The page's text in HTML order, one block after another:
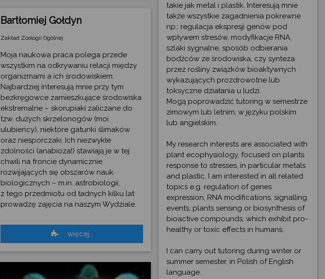
Bartłomiej Gołdyn
Zakład Zoologii Ogólnej
Moja naukowa praca polega przede
wszystkim na odkrywaniu relacji między
organizmami a ich środowiskiem.
Najbardziej interesują mnie przy tym
bezkręgowce zamieszkujące środowiska
ekstremalne – skorupiaki zaliczane do
tzw. dużych skrzelonogów (moi
ulubieńcy), niektóre gatunki ślimaków
oraz niesporczaki. Ich niezwykłe
zdolności (anabioza!) stawiają je w tej
chwili na froncie dynamicznie
rozwijających się obszarów nauk
biologicznych – m.in. astrobiologii;
z tego przedmiotu od ładnych kilku lat
prowadzę zajęcia na naszym Wydziale.
więcej...
takie jak metal i plastik. Interesują mnie
także wszystkie zagadnienia pokrewne
np.: regulacja ekspresji genów pod
wpływem stresów, modyfikacje RNA,
szlaki sygnalne, sposób odbierania
bodźców ze środowiska, czy synteza
przez rośliny związków bioaktywnych
wykazujących prozdrowotne lub
toksyczne działania u ludzi.
Mogą poprowadzić tutoring w semestrze
zimowym lub letnim, w języku polskim
lub angielskim.
My research interests are associated with
plant ecophysiology, focused on plants
response to stresses, in particular metals
and plastic. I am interested in all related
topics e.g. regulation of genes
expression, RNA modifications, signalling
events, plants sensing or biosynthesis of
bioactive compounds, which exhibit pro-
healthy or toxic effects in humans.
I can carry out tutoring during winter or
summer semester, in Polish of English
language.